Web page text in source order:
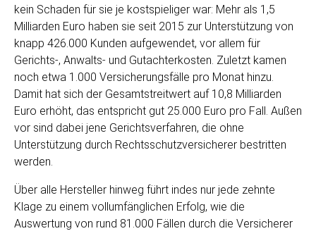
kein Schaden für sie je kostspieliger war: Mehr als 1,5
Milliarden Euro haben sie seit 2015 zur Unterstützung von
knapp 426.000 Kunden aufgewendet, vor allem für
Gerichts-, Anwalts- und Gutachterkosten. Zuletzt kamen
noch etwa 1.000 Versicherungsfälle pro Monat hinzu.
Damit hat sich der Gesamtstreitwert auf 10,8 Milliarden
Euro erhöht, das entspricht gut 25.000 Euro pro Fall. Außen
vor sind dabei jene Gerichtsverfahren, die ohne
Unterstützung durch Rechtsschutzversicherer bestritten
werden.
Über alle Hersteller hinweg führt indes nur jede zehnte
Klage zu einem vollumfänglichen Erfolg, wie die
Auswertung von rund 81.000 Fällen durch die Versicherer